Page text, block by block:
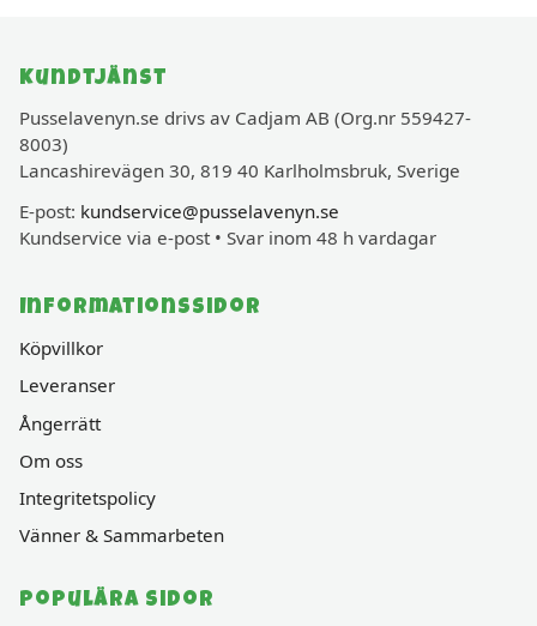
Kundtjänst
Pusselavenyn.se drivs av Cadjam AB (Org.nr 559427-
8003)
Lancashirevägen 30, 819 40 Karlholmsbruk, Sverige
E-post: kundservice@pusselavenyn.se
Kundservice via e-post • Svar inom 48 h vardagar
Informationssidor
Köpvillkor
Leveranser
Ångerrätt
Om oss
Integritetspolicy
Vänner & Sammarbeten
Populära sidor